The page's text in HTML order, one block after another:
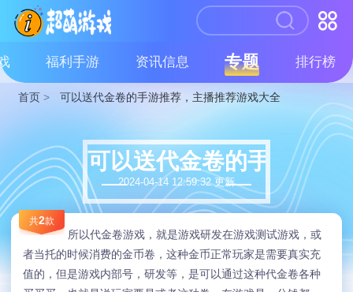
福利手游 资讯信息 专题 排行榜
首页 > 可以送代金卷的手游推荐，主播推荐游戏大全
可以送代金卷的手游推荐
2024-04-14 12:59:32 更新
共2款
所以代金卷游戏，就是游戏研发在游戏测试游戏，或
者当托的时候消费的金币卷，这种金币正常玩家是需要真实充
值的，但是游戏内部号，研发等，是可以通过这种代金卷各种